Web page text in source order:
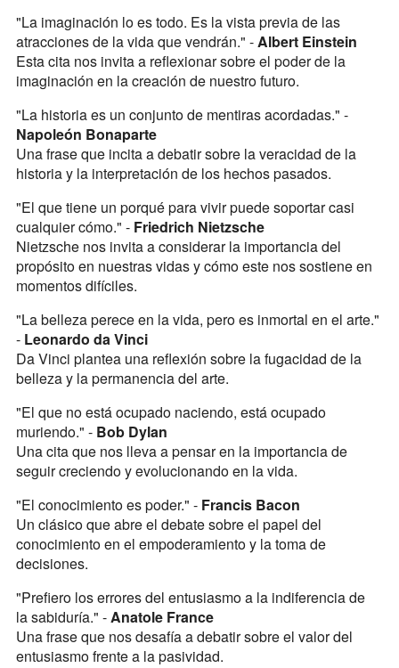
"La imaginación lo es todo. Es la vista previa de las
atracciones de la vida que vendrán." -Albert Einstein
Esta cita nos invita a reflexionar sobre el poder de la
imaginación en la creación de nuestro futuro.
"La historia es un conjunto de mentiras acordadas." -
Napoleón Bonaparte
Una frase que incita a debatir sobre la veracidad de la
historia y la interpretación de los hechos pasados.
"El que tiene un porqué para vivir puede soportar casi
cualquier cómo." - Friedrich Nietzsche
Nietzsche nos invita a considerar la importancia del
propósito en nuestras vidas y cómo este nos sostiene en
momentos difíciles.
"La belleza perece en la vida, pero es inmortal en el arte."
- Leonardo da Vinci
Da Vinci plantea una reflexión sobre la fugacidad de la
belleza y la permanencia del arte.
"El que no está ocupado naciendo, está ocupado
muriendo." - Bob Dylan
Una cita que nos lleva a pensar en la importancia de
seguir creciendo y evolucionando en la vida.
"El conocimiento es poder." - Francis Bacon
Un clásico que abre el debate sobre el papel del
conocimiento en el empoderamiento y la toma de
decisiones.
"Prefiero los errores del entusiasmo a la indiferencia de
la sabiduría." -Anatole France
Una frase que nos desafía a debatir sobre el valor del
entusiasmo frente a la pasividad.